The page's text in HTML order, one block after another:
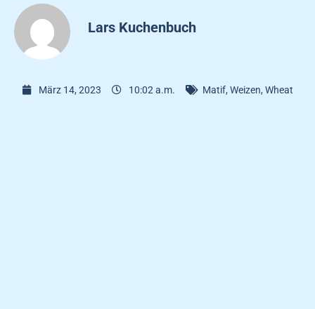
Lars Kuchenbuch
März 14, 2023 10:02 a.m. Matif, Weizen, Wheat